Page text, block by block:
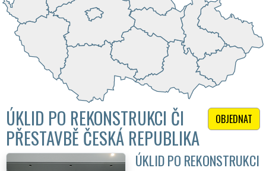
OBJEDNAT
ÚKLID PO REKONSTRUKCI ČI
PŘESTAVBĚ ČESKÁ REPUBLIKA
ÚKLID PO REKONSTRUKCI